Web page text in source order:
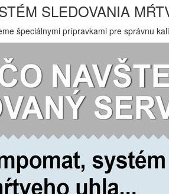
SLEDOVANIA
špeciálnymi prípravkami pre správnu